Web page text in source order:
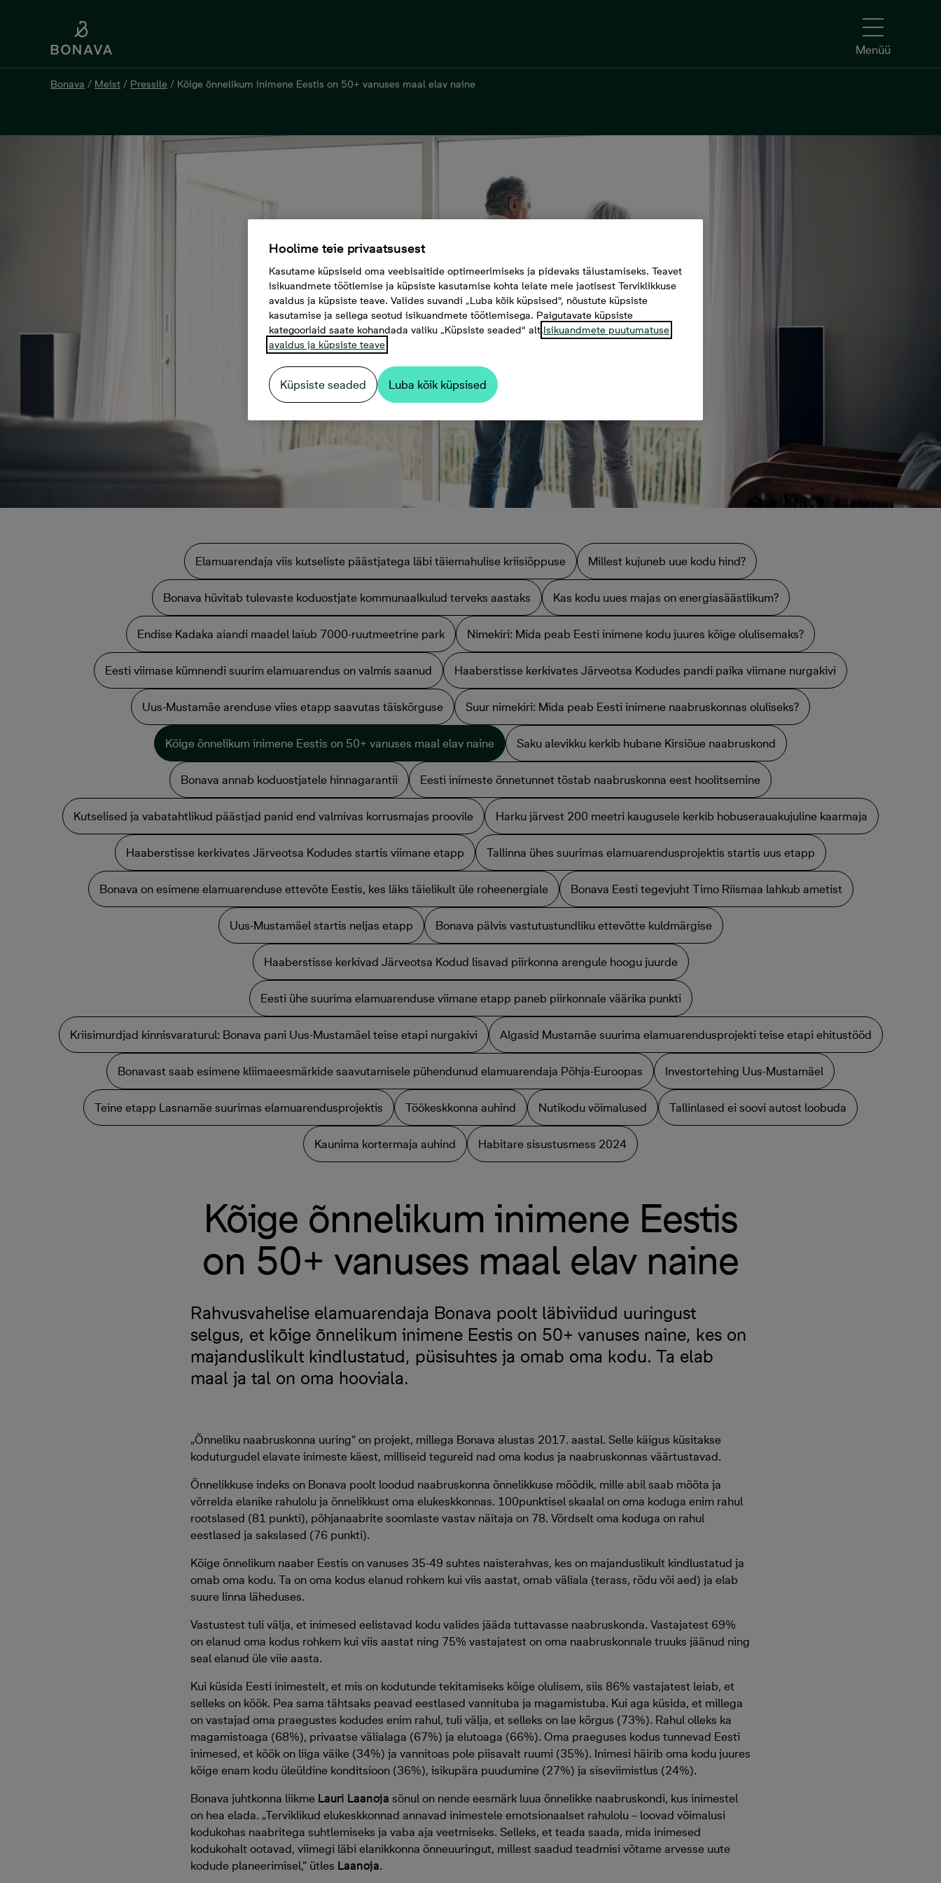
Menüü
Bonava / Meist / Pressile / Kõige õnnelikum inimene Eestis on 50+ vanuses maal elav naine
Elamuarendaja viis kutseliste päästjatega läbi täiemahulise kriisiõppuse Millest kujuneb uue kodu hind?
Bonava hüvitab tulevaste koduostjate kommunaalkulud terveks aastaks Kas kodu uues majas on energiasäästlikum?
Endise Kadaka aiandi maadel laiub 7000-ruutmeetrine park Nimekiri: Mida peab Eesti inimene kodu juures kõige olulisemaks?
Eesti viimase kümnendi suurim elamuarendus on valmis saanud Haaberstisse kerkivates Järveotsa Kodudes pandi paika viimane nurgakivi
Uus-Mustamäe arenduse viies etapp saavutas täiskõrguse Suur nimekiri: Mida peab Eesti inimene naabruskonnas oluliseks?
Kõige õnnelikum inimene Eestis on 50+ vanuses maal elav naine Saku alevikku kerkib hubane Kirsiõue naabruskond
Bonava annab koduostjatele hinnagarantii Eesti inimeste õnnetunnet tõstab naabruskonna eest hoolitsemine
Kutselised ja vabatahtlikud päästjad panid end valmivas korrusmajas proovile Harku järvest 200 meetri kaugusele kerkib hobuserauakujuline kaarmaja
Haaberstisse kerkivates Järveotsa Kodudes startis viimane etapp Tallinna ühes suurimas elamuarendusprojektis startis uus etapp
Bonava on esimene elamuarenduse ettevõte Eestis, kes läks täielikult üle roheenergiale Bonava Eesti tegevjuht Timo Riismaa lahkub ametist
Uus-Mustamäel startis neljas etapp Bonava pälvis vastutustundliku ettevõtte kuldmärgise
Haaberstisse kerkivad Järveotsa Kodud lisavad piirkonna arengule hoogu juurde
Eesti ühe suurima elamuarenduse viimane etapp paneb piirkonnale väärika punkti
Kriisimurdjad kinnisvaraturul: Bonava pani Uus-Mustamäel teise etapi nurgakivi Algasid Mustamäe suurima elamuarendusprojekti teise etapi ehitustööd
Bonavast saab esimene kliimaeesmärkide saavutamisele pühendunud elamuarendaja Põhja-Euroopas Investortehing Uus-Mustamäel
Teine etapp Lasnamäe suurimas elamuarendusprojektis Töökeskkonna auhind Nutikodu võimalused Tallinlased ei soovi autost loobuda
Kaunima kortermaja auhind Habitare sisustusmess 2024
Kõige õnnelikum inimene Eestis
on 50+ vanuses maal elav naine
Rahvusvahelise elamuarendaja Bonava poolt läbiviidud uuringust
selgus, et kõige õnnelikum inimene Eestis on 50+ vanuses naine, kes on
majanduslikult kindlustatud, püsisuhtes ja omab oma kodu. Ta elab
maal ja tal on oma hooviala.
„Õnneliku naabruskonna uuring“ on projekt, millega Bonava alustas 2017. aastal. Selle käigus küsitakse
koduturgudel elavate inimeste käest, milliseid tegureid nad oma kodus ja naabruskonnas väärtustavad.
Õnnelikkuse indeks on Bonava poolt loodud naabruskonna õnnelikkuse mõõdik, mille abil saab mõõta ja
võrrelda elanike rahulolu ja õnnelikkust oma elukeskkonnas. 100punktisel skaalal on oma koduga enim rahul
rootslased (81 punkti), põhjanaabrite soomlaste vastav näitaja on 78. Võrdselt oma koduga on rahul
eestlased ja sakslased (76 punkti).
Kõige õnnelikum naaber Eestis on vanuses 35-49 suhtes naisterahvas, kes on majanduslikult kindlustatud ja
omab oma kodu. Ta on oma kodus elanud rohkem kui viis aastat, omab väliala (terass, rõdu või aed) ja elab
suure linna läheduses.
Vastustest tuli välja, et inimesed eelistavad kodu valides jääda tuttavasse naabruskonda. Vastajatest 69%
on elanud oma kodus rohkem kui viis aastat ning 75% vastajatest on oma naabruskonnale truuks jäänud ning
seal elanud üle viie aasta.
Kui küsida Eesti inimestelt, et mis on kodutunde tekitamiseks kõige olulisem, siis 86% vastajatest leiab, et
selleks on köök. Pea sama tähtsaks peavad eestlased vannituba ja magamistuba. Kui aga küsida, et millega
on vastajad oma praegustes kodudes enim rahul, tuli välja, et selleks on lae kõrgus (73%). Rahul olleks ka
magamistoaga (68%), privaatse välialaga (67%) ja elutoaga (66%). Oma praeguses kodus tunnevad Eesti
inimesed, et köök on liiga väike (34%) ja vannitoas pole piisavalt ruumi (35%). Inimesi häirib oma kodu juures
kõige enam kodu üleüldine konditsioon (36%), isikupära puudumine (27%) ja siseviimistlus (24%).
Bonava juhtkonna liikme Lauri Laanoja sõnul on nende eesmärk luua õnnelikke naabruskondi, kus inimestel
on hea elada. „Terviklikud elukeskkonnad annavad inimestele emotsionaalset rahulolu – loovad võimalusi
kodukohas naabritega suhtlemiseks ja vaba aja veetmiseks. Selleks, et teada saada, mida inimesed
kodukohalt ootavad, viimegi läbi elanikkonna õnneuuringut, millest saadud teadmisi võtame arvesse uute
kodude planeerimisel,“ ütles Laanoja.
Hoolime teie privaatsusest
Kasutame küpsiseid oma veebisaitide optimeerimiseks ja pidevaks täiustamiseks. Teavet
isikuandmete töötlemise ja küpsiste kasutamise kohta leiate meie jaotisest Terviklikkuse
avaldus ja küpsiste teave. Valides suvandi „Luba kõik küpsised“, nõustute küpsiste
kasutamise ja sellega seotud isikuandmete töötlemisega. Paigutavate küpsiste
kategooriaid saate kohandada valiku „Küpsiste seaded“ alt.Isikuandmete puutumatuse
avaldus ja küpsiste teave
Küpsiste seaded Luba kõik küpsised